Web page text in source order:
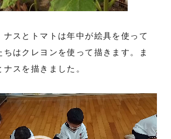
ナスとトマトは年中が絵具を使って
はクレヨンを使って描きます。ま
スを描きました。